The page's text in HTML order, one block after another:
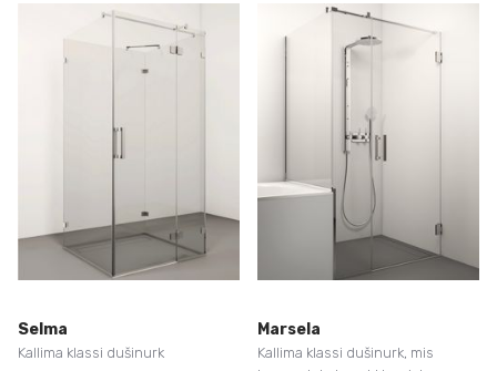
Selma
Kallima klassi dušinurk
Marsela
Kallima klassi dušinurk, mis